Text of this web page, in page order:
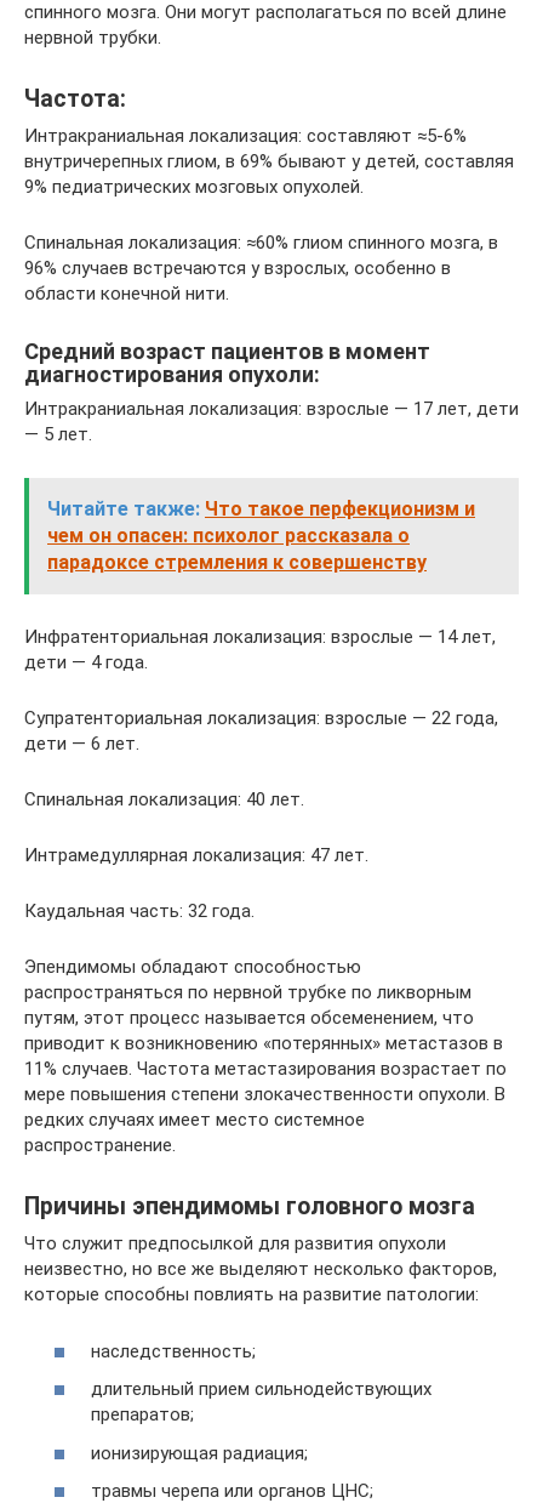
спинного мозга. Они могут располагаться по всей длине
нервной трубки.
Частота:
Интракраниальная локализация: составляют ≈5-6%
внутричерепных глиом, в 69% бывают у детей, составляя
9% педиатрических мозговых опухолей.
Спинальная локализация: ≈60% глиом спинного мозга, в
96% случаев встречаются у взрослых, особенно в
области конечной нити.
Средний возраст пациентов в момент
диагностирования опухоли:
Интракраниальная локализация: взрослые — 17 лет, дети
— 5 лет.
Читайте также: Что такое перфекционизм и
чем он опасен: психолог рассказала о
парадоксе стремления к совершенству
Инфратенториальная локализация: взрослые — 14 лет,
дети — 4 года.
Супратенториальная локализация: взрослые — 22 года,
дети — 6 лет.
Спинальная локализация: 40 лет.
Интрамедуллярная локализация: 47 лет.
Каудальная часть: 32 года.
Эпендимомы обладают способностью
распространяться по нервной трубке по ликворным
путям, этот процесс называется обсеменением, что
приводит к возникновению «потерянных» метастазов в
11% случаев. Частота метастазирования возрастает по
мере повышения степени злокачественности опухоли. В
редких случаях имеет место системное
распространение.
Причины эпендимомы головного мозга
Что служит предпосылкой для развития опухоли
неизвестно, но все же выделяют несколько факторов,
которые способны повлиять на развитие патологии:
наследственность;
длительный прием сильнодействующих
препаратов;
ионизирующая радиация;
травмы черепа или органов ЦНС;